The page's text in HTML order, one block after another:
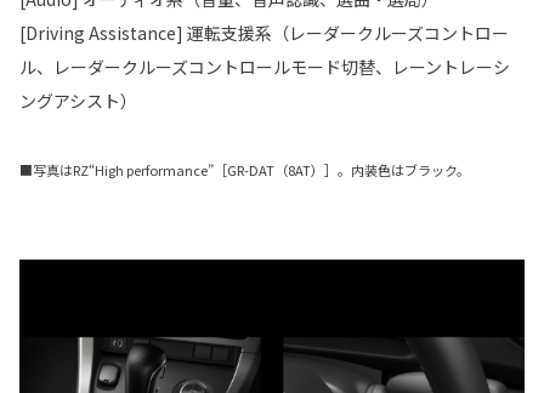
[Driving Assistance] 運転支援系（レーダークルーズコントロー
ル、レーダークルーズコントロールモード切替、レーントレーシ
ングアシスト）
■写真はRZ“High performance”［GR-DAT（8AT）］。内装色はブラック。